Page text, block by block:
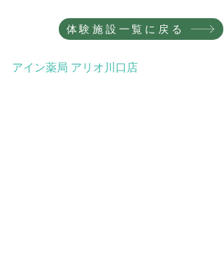
体験施設一覧に戻る
​アイン薬局 アリオ川口店